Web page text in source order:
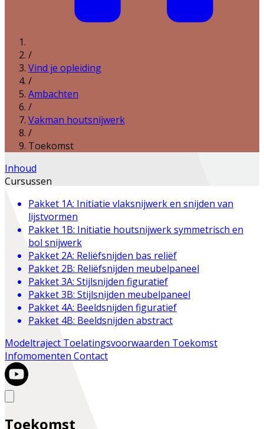
/
Vind je opleiding
/
Ambachten
/
Vakman houtsnijwerk
/
Toekomst
Inhoud
Cursussen
Pakket 1A: Initiatie vlaksnijwerk en snijden van
lijstvormen
Pakket 1B: Initiatie houtsnijwerk symmetrisch en
bol snijwerk
Pakket 2A: Reliëfsnijden bas reliëf
Pakket 2B: Reliëfsnijden meubelpaneel
Pakket 3A: Stijlsnijden figuratief
Pakket 3B: Stijlsnijden meubelpaneel
Pakket 4A: Beeldsnijden figuratief
Pakket 4B: Beeldsnijden abstract
Modeltraject Toelatingsvoorwaarden Toekomst
InfomomentenContact
Toekomst